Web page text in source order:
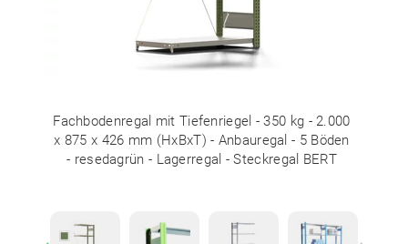
Fachbodenregal mit Tiefenriegel - 350 kg - 2.000
x 875 x 426 mm (HxBxT) - Anbauregal - 5 Böden
- resedagrün - Lagerregal - Steckregal BERT